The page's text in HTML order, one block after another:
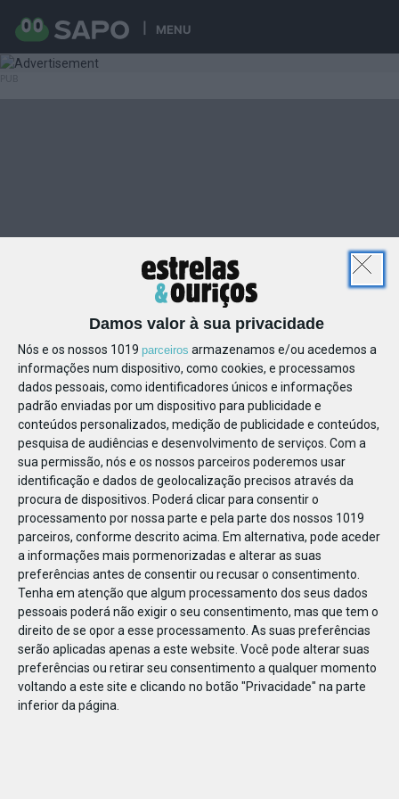
MENU
Damos valor à sua privacidade
Nós e os nossos 1019 parceiros armazenamos e/ou acedemos a
informações num dispositivo, como cookies, e processamos
dados pessoais, como identificadores únicos e informações
padrão enviadas por um dispositivo para publicidade e
conteúdos personalizados, medição de publicidade e conteúdos,
pesquisa de audiências e desenvolvimento de serviços. Com a
sua permissão, nós e os nossos parceiros poderemos usar
identificação e dados de geolocalização precisos através da
procura de dispositivos. Poderá clicar para consentir o
processamento por nossa parte e pela parte dos nossos 1019
parceiros, conforme descrito acima. Em alternativa, pode aceder
a informações mais pormenorizadas e alterar as suas
preferências antes de consentir ou recusar o consentimento.
Tenha em atenção que algum processamento dos seus dados
pessoais poderá não exigir o seu consentimento, mas que tem o
direito de se opor a esse processamento. As suas preferências
serão aplicadas apenas a este website. Você pode alterar suas
preferências ou retirar seu consentimento a qualquer momento
voltando a este site e clicando no botão "Privacidade" na parte
inferior da página.
85467671532156